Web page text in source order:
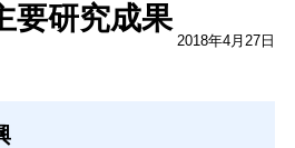
要研究成果
2018年4月27日